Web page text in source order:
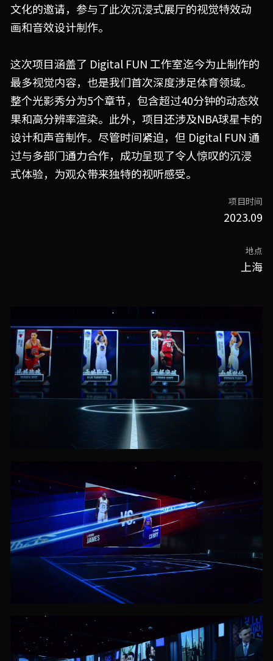
文化的邀请，参与了此次沉浸式展厅的视觉特效动
画和音效设计制作。
这次项目涵盖了 Digital FUN 工作室迄今为止制作的
最多视觉内容，也是我们首次深度涉足体育领域。
整个光影秀分为5个章节，包含超过40分钟的动态效
果和高分辨率渲染。此外，项目还涉及NBA球星卡的
设计和声音制作。尽管时间紧迫，但 Digital FUN 通
过与多部门通力合作，成功呈现了令人惊叹的沉浸
式体验，为观众带来独特的视听感受。
项目时间
2023.09
地点
上海